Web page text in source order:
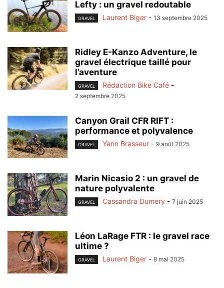
Lefty : un gravel redoutable
GRAVEL Laurent Biger - 13 septembre 2025
Ridley E-Kanzo Adventure, le
gravel électrique taillé pour
l’aventure
GRAVEL Rédaction Bike Café -
2 septembre 2025
Canyon Grail CFR RIFT :
performance et polyvalence
GRAVEL Yann Brasseur - 9 août 2025
Marin Nicasio 2 : un gravel de
nature polyvalente
GRAVEL Cassandra Dumery - 7 juin 2025
Léon LaRage FTR : le gravel race
ultime ?
GRAVEL Laurent Biger - 8 mai 2025